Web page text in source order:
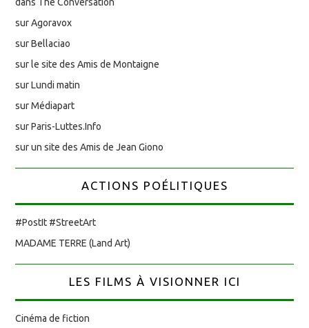
sur Agoravox
sur Bellaciao
sur le site des Amis de Montaigne
sur Lundi matin
sur Médiapart
sur Paris-Luttes.Info
sur un site des Amis de Jean Giono
ACTIONS POÉLITIQUES
#PostIt #StreetArt
MADAME TERRE (Land Art)
LES FILMS À VISIONNER ICI
Cinéma de fiction